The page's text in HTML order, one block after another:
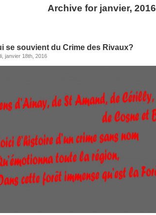
Archive for janvier, 2016
se souvient du Crime des Rivaux?
janvier 18th, 2016